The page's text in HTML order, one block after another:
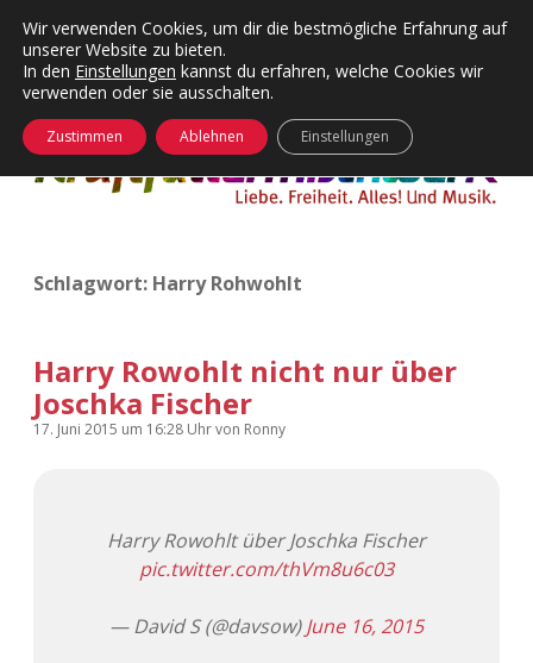
Kategorien
Menü
24 Hours Chilling
Die Wende
KFMW-Disco
Kopfkinomusik
Visuelles
Wandnotizen
KFMW-Disco
Dates
Contact
öffnen
Adventskalender 2010
Adventskalender 2013
Adventskalender 2014
facebookinstagram
öffnen
Schlagwort: Harry Rohwohlt
Harry Rowohlt nicht nur über
Joschka Fischer
17. Juni 2015 um 16:28 Uhrvon Ronny
Harry Rowohlt über Joschka Fischer
pic.twitter.com/thVm8u6c03
— David S (@davsow)June 16, 2015
Wir verwenden Cookies, um dir die bestmögliche Erfahrung auf
unserer Website zu bieten.
In den Einstellungen kannst du erfahren, welche Cookies wir
verwenden oder sie ausschalten.
Zustimmen Ablehnen Einstellungen